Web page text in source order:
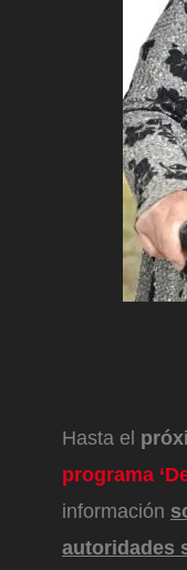
Hasta el
programa
información
autoridades